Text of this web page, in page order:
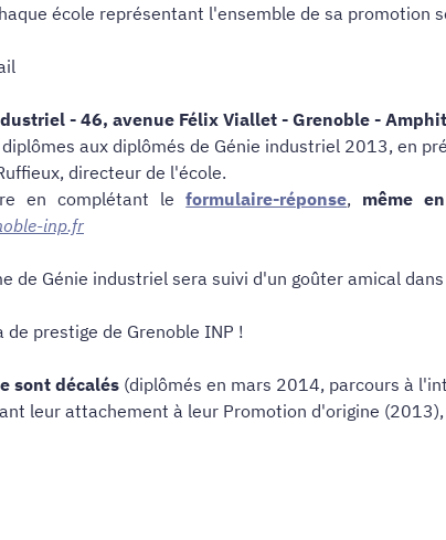
école représentant l'ensemble de sa promotion
- 46, avenue Félix Viallet - Grenoble -
aux diplômés de Génie industriel 2013, en
directeur de l'école.
en complétant leformulaire-réponse, même
inp.fr
de Génie industriel sera suivi d'un goûter amical
de prestige de Grenoble INP !
sont décalés (diplômés en mars 2014, parcours à
leur attachement à leur Promotion d'origine